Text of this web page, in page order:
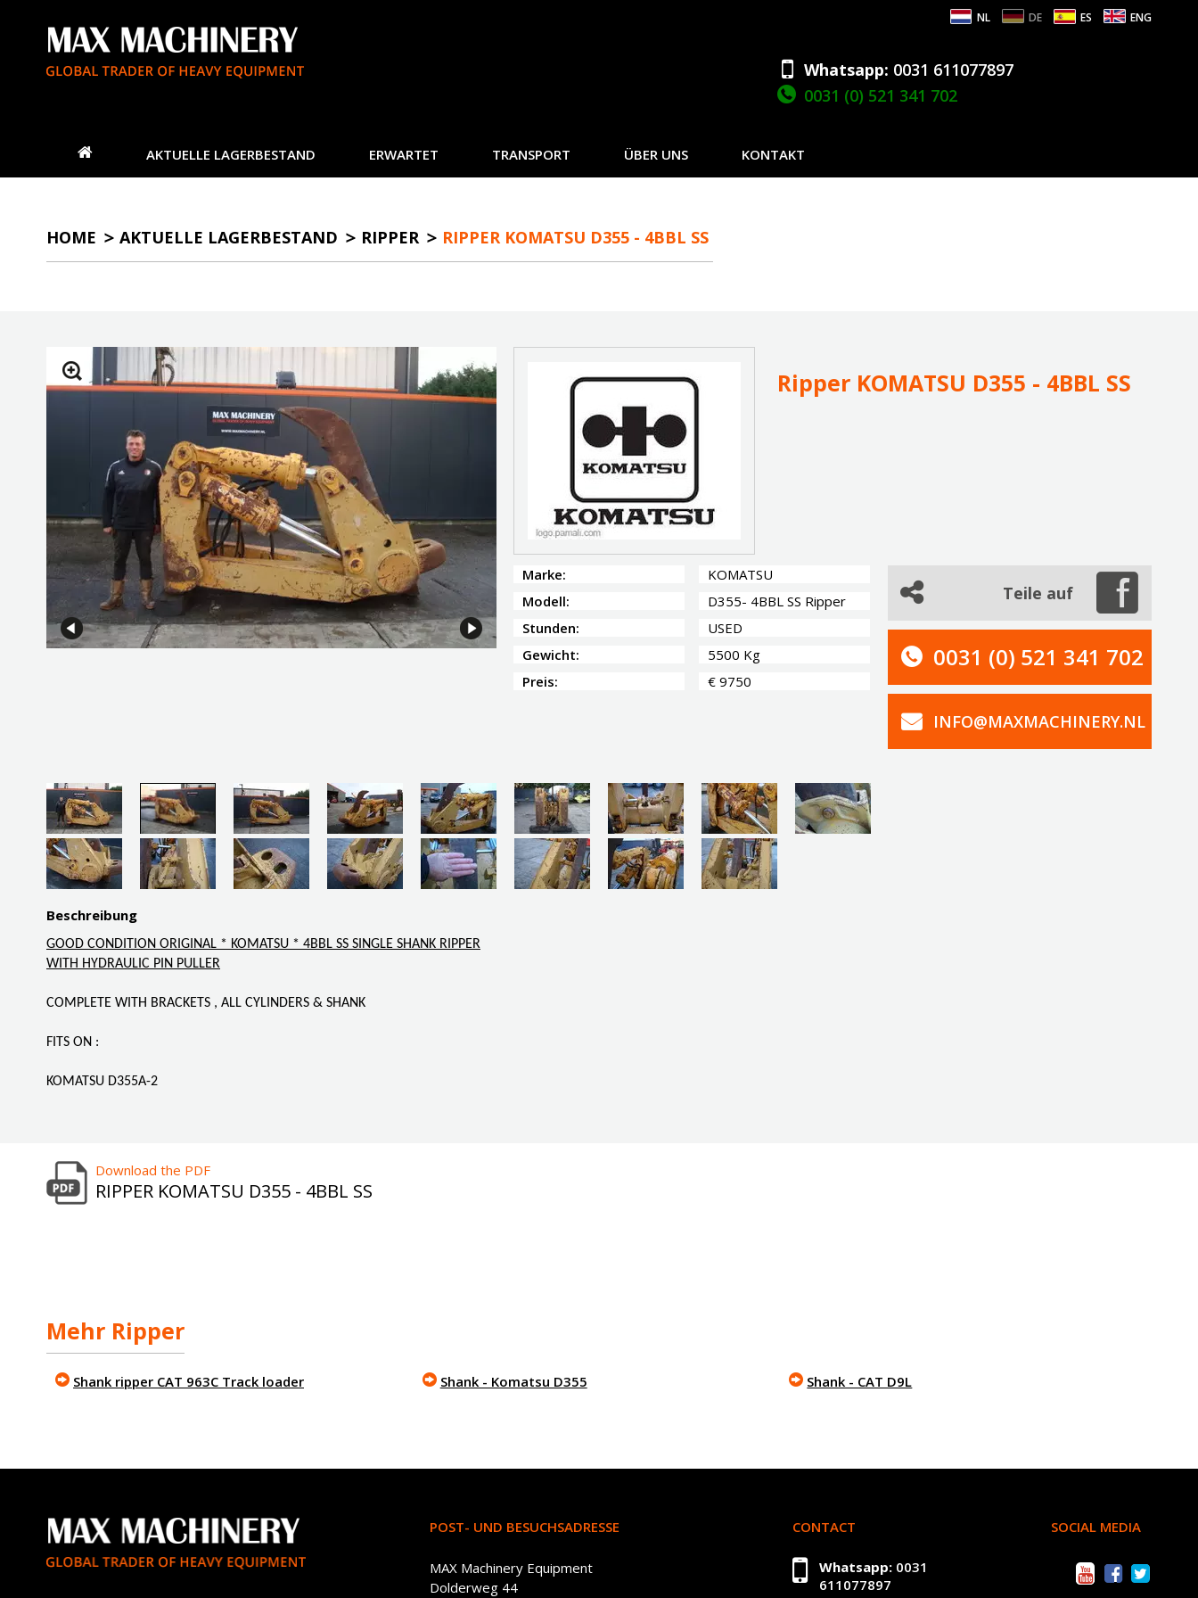
NL DE ES ENG
Whatsapp: 0031 611077897
0031 (0) 521 341 702
AKTUELLE LAGERBESTAND ERWARTET TRANSPORT ÜBER UNS KONTAKT
HOME AKTUELLE LAGERBESTAND RIPPER RIPPER KOMATSU D355 - 4BBL SS
Ripper KOMATSU D355 - 4BBL SS
Marke:
KOMATSU
Modell:
D355- 4BBL SS Ripper
Stunden:
USED
Gewicht:
5500 Kg
Preis:
€ 9750
Teile auf
0031 (0) 521 341 702
INFO@MAXMACHINERY.NL
Beschreibung
GOOD CONDITION ORIGINAL * KOMATSU * 4BBL SS SINGLE SHANK RIPPER
WITH HYDRAULIC PIN PULLER
COMPLETE WITH BRACKETS , ALL CYLINDERS & SHANK
FITS ON :
KOMATSU D355A-2
Download the PDF
RIPPER KOMATSU D355 - 4BBL SS
Mehr Ripper
Shank ripper CAT 963C Track loader Shank - Komatsu D355 Shank - CAT D9L
POST- UND BESUCHSADRESSE
MAX Machinery Equipment
Dolderweg 44
CONTACT
Whatsapp: 0031
611077897
SOCIAL MEDIA